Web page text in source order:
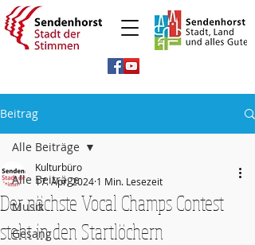
Beitrag
Alle Beiträge
Musik
Gesang
Alle Beiträge
Der nächste Vocal Champs Contest
steht in den Startlöchern
Kulturbüro
17. Apr. 2024 1 Min. Lesezeit